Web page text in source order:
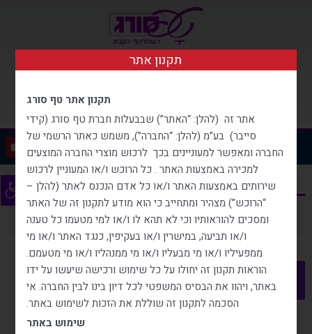
פתח
למנעה מיידי
תפריט F
a
e
b
o
o
k
-
f
Y
o
u
t
u
b
e
עגלת קניות
סל הקניות שלך ריק כרגע.
חזור לחנות
תקנון אתר
תקנון אתר טף סורג
אתר זה (להלן: “האתר”) שבבעלות חברת טף סורג (קידי
סייבר) בע”מ (להלן: “החברה”), משמש כאתר הרשמי של
החברה ומאפשר למעוניינים בכך לרכוש מוצרי החברה המוצעים
למכירה באמצעות האתר . כל הרוכש ו/או המעוניין לרכוש
שירותים באמצעות האתר ו/או כל אדם הנכנס לאתר (להלן –
“הרוכש”) מצהיר ומתחייב כי הוא מודע לתקנון זה של האתר
ומסכים להוראותיו וכי לא תהא לו ו/או למי מטעמו כל טענה
ו/או תביעה, במישרין ו/או בעקיפין, כנגד האתר ו/או מי
ממפעיליו ו/או מי מבעליו ו/או מי ממנהליו ו/או מי מטעמם.
הוראות תקנון זה יחולו על כל שימוש ורכישה שיעשו על ידו
באתר, ויהוו את הבסיס המשפטי לכל דיון בינו לבין החברה. אי
הסכמה לתקנון זה שוללת את הזכות לשימוש באתר.
שימוש באתר